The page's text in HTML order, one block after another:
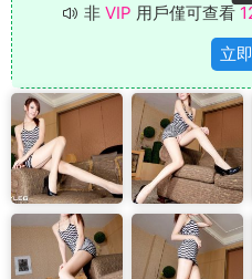
非 VIP 用戶僅可查看
立